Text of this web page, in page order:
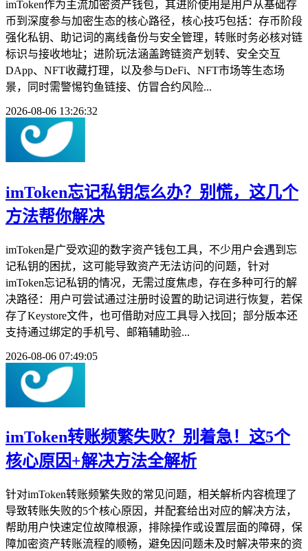
imToken作为主流加密资产钱包，其进阶使用是用户从基础存
币到深度参与加密生态的核心路径，核心技巧包括：存币阶段
强化私钥、助记词的离线备份与安全管理，转账时务必核对链
标识与接收地址；进阶玩法涵盖跨链资产划转、安全交互
DApp、NFT收藏打理，以及参与DeFi、NFT市场等生态场
景，同时需警惕钓鱼链接、仿冒合约风险...
2026-08-06 13:26:32
imToken忘记私钥怎么办？别慌，这几个
方法帮你解决
imToken是广受欢迎的数字资产钱包工具，不少用户会遇到忘
记私钥的困扰，这可能导致资产无法访问的问题，针对
imToken忘记私钥的情况，无需过度焦虑，存在多种可行的解
决路径：用户可尝试通过注册时设置的助记词进行恢复，若保
存了Keystore文件，也可借助对应工具导入找回；部分版本还
支持通过绑定的手机号、邮箱辅助验...
2026-08-06 07:49:05
imToken转账频繁失败？别着急！这5个
核心原因+解决方法全解析
针对imToken转账频繁失败的常见问题，相关解析内容梳理了
导致转账失败的5个核心原因，并配套给出对应的解决方法，
帮助用户快速定位故障根源，排除操作或设置层面的障碍，保
障加密资产转账流程的顺畅，避免因问题未及时解决带来的资